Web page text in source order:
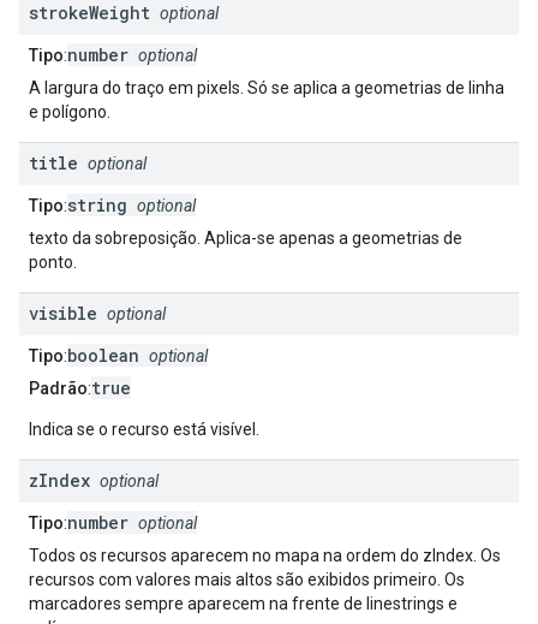
strokeWeight optional
Tipo:number optional
A largura do traço em pixels. Só se aplica a geometrias de linha
e polígono.
title optional
Tipo:string optional
texto da sobreposição. Aplica-se apenas a geometrias de
ponto.
visible optional
Tipo:boolean optional
Padrão:true
Indica se o recurso está visível.
zIndex optional
Tipo:number optional
Todos os recursos aparecem no mapa na ordem do zIndex. Os
recursos com valores mais altos são exibidos primeiro. Os
marcadores sempre aparecem na frente de linestrings e